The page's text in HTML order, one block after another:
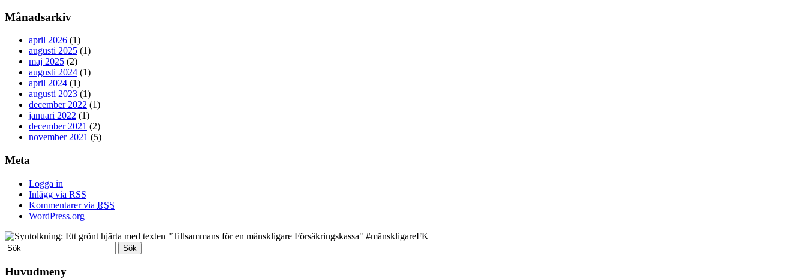
Månadsarkiv
april 2026 (1)
augusti 2025 (1)
maj 2025 (2)
augusti 2024 (1)
april 2024 (1)
augusti 2023 (1)
december 2022 (1)
januari 2022 (1)
december 2021 (2)
november 2021 (5)
Meta
Logga in
Inlägg via RSS
Kommentarer via RSS
WordPress.org
Huvudmeny